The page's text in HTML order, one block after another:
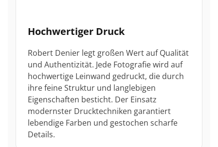
Hochwertiger Druck
Robert Denier legt großen Wert auf Qualität
und Authentizität. Jede Fotografie wird auf
hochwertige Leinwand gedruckt, die durch
ihre feine Struktur und langlebigen
Eigenschaften besticht. Der Einsatz
modernster Drucktechniken garantiert
lebendige Farben und gestochen scharfe
Details.